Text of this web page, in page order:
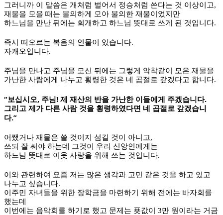
그러니까 이 말씀은 개처럼 벌어서 정승처럼 쓴다는 것 이상이고,
재물을 모을 때는 불의하게 모아 불의한 재물이었지만
하느님을 만난 뒤에는 회개하고 하느님 뜻대로 쓰게 된 것입니다.
즉시 떠오르는 복음의 인물이 있습니다.
자캐오입니다.
주님을 만나고 주님을 모신 뒤에는 그렇게 악착같이 모은 재물을
가난한 사람에게 나누고 횡령한 것은 네 곱절로 갚겠다고 합니다.
“보십시오, 주님! 제 재산의 반을 가난한 이들에게 주겠습니다.
그리고 제가 다른 사람 것을 횡령하였다면 네 곱절로 갚겠습니
다.”
어쨌거나 재물은 쓸 것이지 섬길 것이 아니고,
쓰되 잘 써야 하는데 그것이 우리 신앙인에게는
하느님 뜻대로 이웃 사랑을 위해 쓰는 것입니다.
이와 관련하여 요즘 저는 많은 생각과 고민 같은 것을 하고 있고
나누고 싶습니다.
이주민 자녀들을 위한 장학금을 마련하기 위해 전에는 바자회를
했는데
이번에는 음악회를 하기로 했고 문제는 푯값이 3만 원이라는 거금